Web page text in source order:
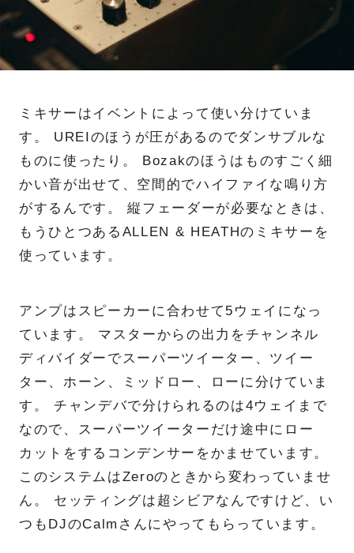
ミキサーはイベントによって使い分けていま
す。 UREIのほうが圧があるのでダンサブルな
ものに使ったり。 Bozakのほうはものすごく細
かい音が出せて、空間的でハイファイな鳴り方
がするんです。 縦フェーダーが必要なときは、
もうひとつあるALLEN & HEATHのミキサーを
使っています。
アンプはスピーカーに合わせて5ウェイになっ
ています。 マスターからの出力をチャンネル
ディバイダーでスーパーツイーター、ツイー
ター、ホーン、ミッドロー、ローに分けていま
す。 チャンデバで分けられるのは4ウェイまで
なので、スーパーツイーターだけ途中にロー
カットをするコンデンサーをかませています。
このシステムはZeroのときから変わっていませ
ん。 セッティングは超シビアなんですけど、い
つもDJのCalmさんにやってもらっています。